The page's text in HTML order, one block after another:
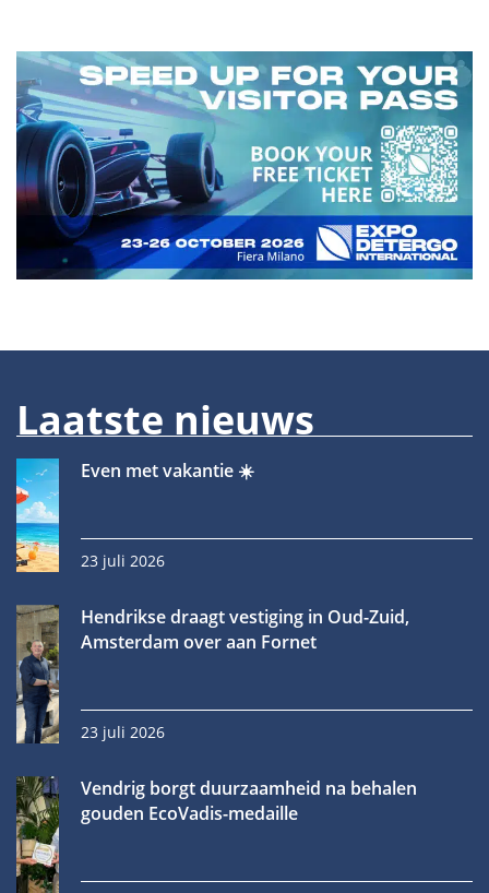
Laatste nieuws
Even met vakantie ☀️
23 juli 2026
Hendrikse draagt vestiging in Oud-Zuid,
Amsterdam over aan Fornet
23 juli 2026
Vendrig borgt duurzaamheid na behalen
gouden EcoVadis-medaille